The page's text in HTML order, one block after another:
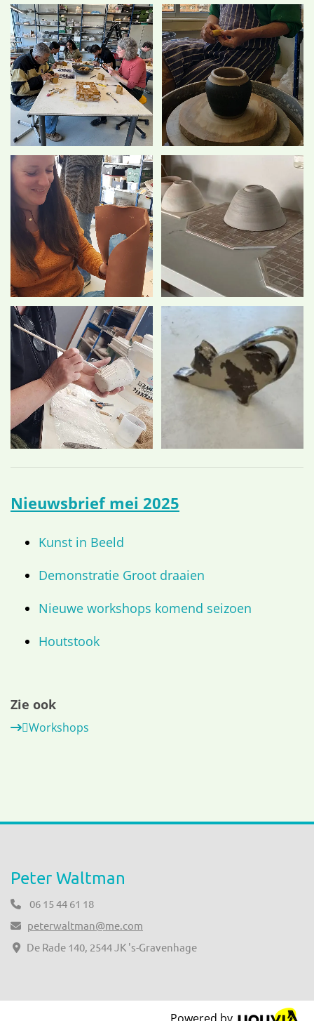
Nieuwsbrief mei 2025
Kunst in Beeld
Demonstratie Groot draaien
Nieuwe workshops komend seizoen
Houtstook
Zie ook
Workshops
Peter Waltman
 06 15 44 61 18
 peterwaltman@me.com
 De Rade 140, 2544 JK 's-Gravenhage